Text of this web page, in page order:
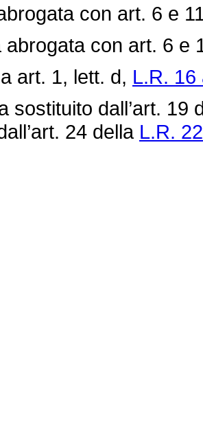
con art. 6 e
abrogata con art. 6 e
art. 1, lett. d, L.R. 16
sostituito dall’art. 19
24 della L.R.